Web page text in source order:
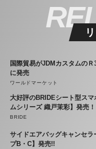
国際貿易がJDMカスタムの
に発売
ワールドマーケット
大好評のBRIDEシート型ス
ムシリーズ 織戸茉彩】発売！
BRIDE
サイドエアバッグキャンセラ
プB・C】発売!!